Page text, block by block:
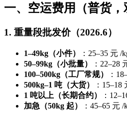
一、空运费用（普货，
1. 重量段批发价（2026.6）
1–49kg（小件）
：25–35 元 /
50–99kg（小批量）
：22–28
100–500kg（工厂常规）
：
500kg–1 吨（大货）
：15–18
1 吨以上（长期合约）
：
加急（50kg 起）
：45–65 元